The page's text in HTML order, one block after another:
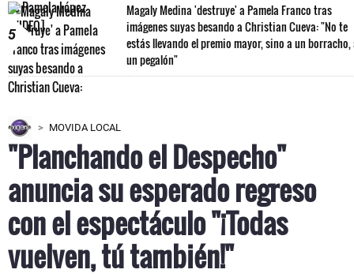
5
Magaly Medina 'destruye' a Pamela Franco tras
imágenes suyas besando a Christian Cueva: "No te
estás llevando el premio mayor, sino a un borracho,
un pegalón"
MOVIDA LOCAL
"Planchando el Despecho"
anuncia su esperado regreso
con el espectáculo "¡Todas
vuelven, tú también!"